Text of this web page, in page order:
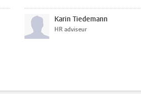
Karin Tiedemann
HR adviseur